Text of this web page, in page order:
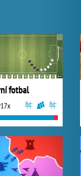
fotbal